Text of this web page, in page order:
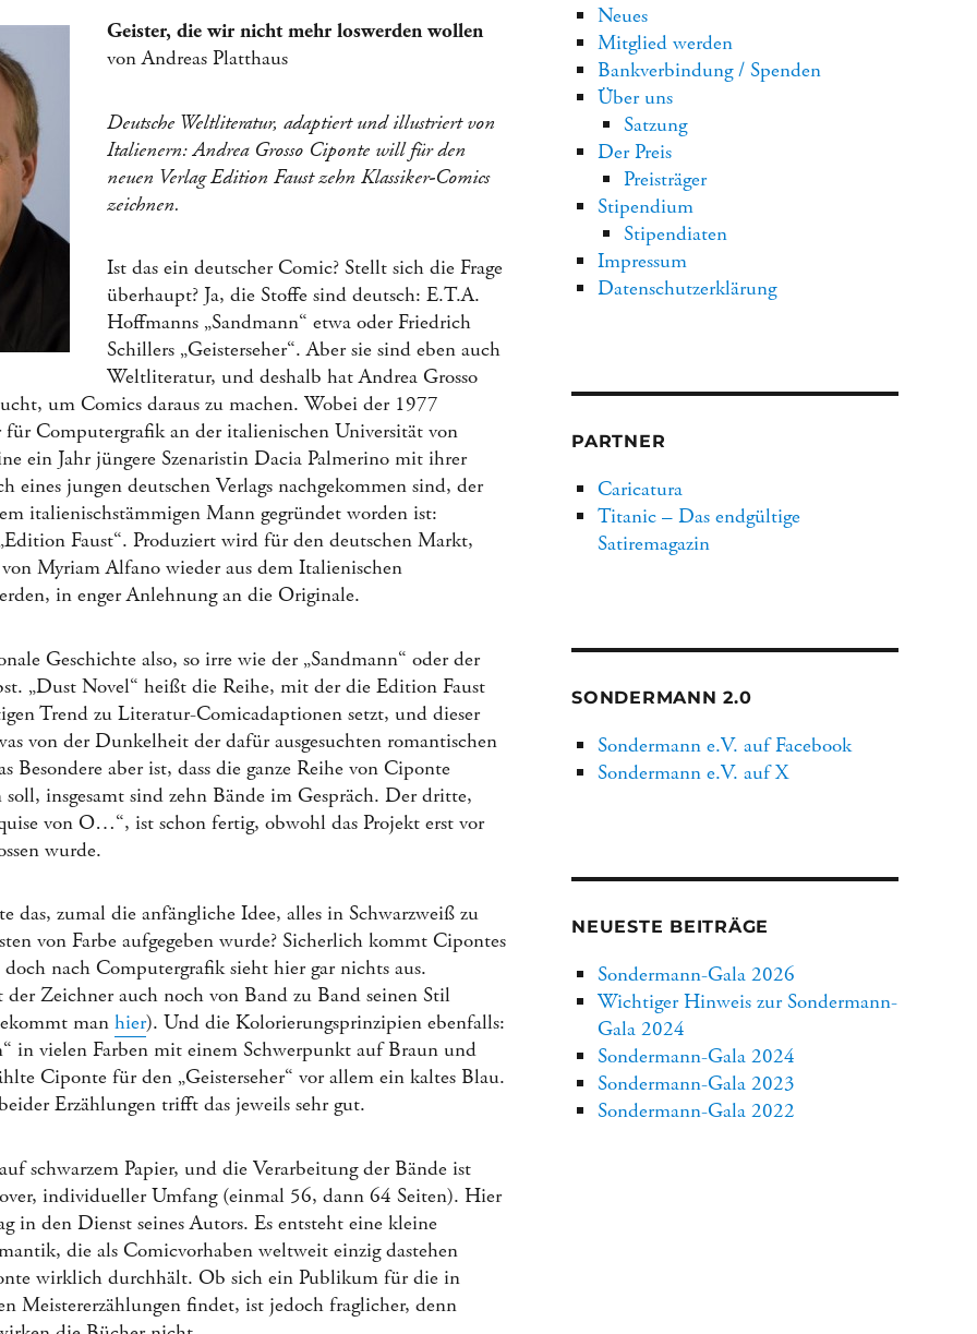
Geister, die wir nicht mehr loswerden wollen
von Andreas Platthaus
Deutsche Weltliteratur, adaptiert und illustriert von
Italienern: Andrea Grosso Ciponte will für den
neuen Verlag Edition Faust zehn Klassiker-Comics
zeichnen.
Ist das ein deutscher Comic? Stellt sich die Frage
überhaupt? Ja, die Stoffe sind deutsch: E.T.A.
Hoffmanns „Sandmann“ etwa oder Friedrich
Schillers „Geisterseher“. Aber sie sind eben auch
Weltliteratur, und deshalb hat Andrea Grosso
um Comics daraus zu machen. Wobei der 1977
für Computergrafik an der italienischen Universität von
ein Jahr jüngere Szenaristin Dacia Palmerino mit ihrer
eines jungen deutschen Verlags nachgekommen sind, der
italienischstämmigen Mann gegründet worden ist:
Faust“. Produziert wird für den deutschen Markt,
Myriam Alfano wieder aus dem Italienischen
in enger Anlehnung an die Originale.
Geschichte also, so irre wie der „Sandmann“ oder der
„Dust Novel“ heißt die Reihe, mit der die Edition Faust
Trend zu Literatur-Comicadaptionen setzt, und dieser
von der Dunkelheit der dafür ausgesuchten romantischen
Besondere aber ist, dass die ganze Reihe von Ciponte
soll, insgesamt sind zehn Bände im Gespräch. Der dritte,
von O…“, ist schon fertig, obwohl das Projekt erst vor
wurde.
das, zumal die anfängliche Idee, alles in Schwarzweiß zu
von Farbe aufgegeben wurde? Sicherlich kommt Cipontes
nach Computergrafik sieht hier gar nichts aus.
Zeichner auch noch von Band zu Band seinen Stil
manhier). Und die Kolorierungsprinzipien ebenfalls:
in vielen Farben mit einem Schwerpunkt auf Braun und
Ciponte für den „Geisterseher“ vor allem ein kaltes Blau.
Erzählungen trifft das jeweils sehr gut.
schwarzem Papier, und die Verarbeitung der Bände ist
individueller Umfang (einmal 56, dann 64 Seiten). Hier
in den Dienst seines Autors. Es entsteht eine kleine
die als Comicvorhaben weltweit einzig dastehen
wirklich durchhält. Ob sich ein Publikum für die in
Meistererzählungen findet, ist jedoch fraglicher, denn
Neues
Mitglied werden
Bankverbindung / Spenden
Über uns
Satzung
Der Preis
Preisträger
Stipendium
Stipendiaten
Impressum
Datenschutzerklärung
PARTNER
Caricatura
Titanic – Das endgültige
Satiremagazin
SONDERMANN 2.0
Sondermann e.V. auf Facebook
Sondermann e.V. auf X
NEUESTE BEITRÄGE
Sondermann-Gala 2026
Wichtiger Hinweis zur Sondermann-
Gala 2024
Sondermann-Gala 2024
Sondermann-Gala 2023
Sondermann-Gala 2022